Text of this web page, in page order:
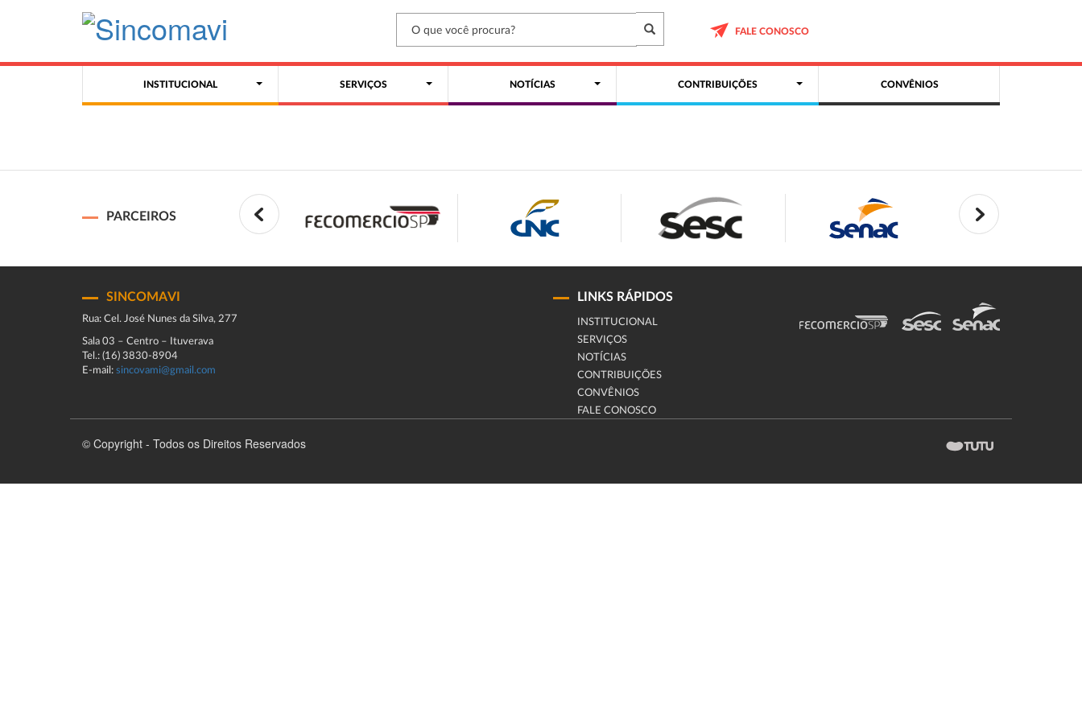
FALE CONOSCO
INSTITUCIONAL SERVIÇOS NOTÍCIAS CONTRIBUIÇÕES CONVÊNIOS
PARCEIROS
SINCOMAVI
Rua: Cel. José Nunes da Silva, 277
Sala 03 – Centro – Ituverava
Tel.: (16) 3830-8904
E-mail: sincovami@gmail.com
LINKS RÁPIDOS
INSTITUCIONAL
SERVIÇOS
NOTÍCIAS
CONTRIBUIÇÕES
CONVÊNIOS
FALE CONOSCO
© Copyright - Todos os Direitos Reservados